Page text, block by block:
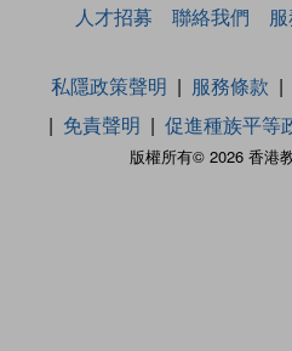
人才招募
聯絡我們
版權所有© 2026 香港
私隱政策聲明 服務條款
免責聲明
促進種族平等